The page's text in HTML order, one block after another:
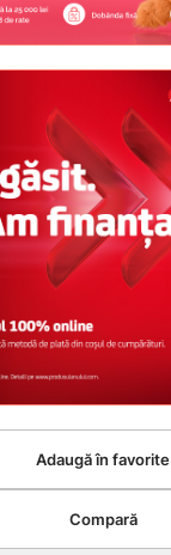
Adaugă în favorite
Compară